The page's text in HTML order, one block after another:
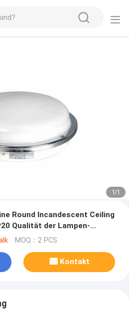
1/1
Round Incandescent Ceiling
Qualität der Lampen-
gutes Innen
MOQ：2 PCS
Kontakt